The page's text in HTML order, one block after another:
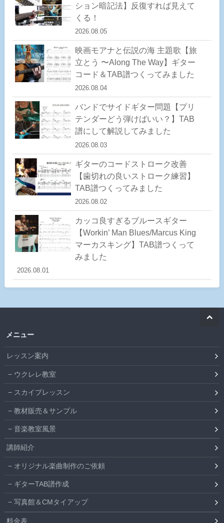
ション暗記法】反復すれば見えて
くる！
2026.08.05
映画モアナと伝説の海 主題歌【旅
立とう 〜Along The Way】ギター
コード＆TAB譜つくってみました
2026.08.04
バンドでサイドギター問題【プリ
テンダーどう弾けばいい？】TAB
譜にして解説してみました
2026.08.03
ギターのコードストローク改善
【歯切れの良いストローク練習】
TAB譜つくってみました
2026.08.02
カッコ良すぎるブルースギター
【Workin’ Man Blues/Marcus King
マーカスキング】TAB譜つくって
みました
2026.08.01
メニュー
レッスン案内
ウクレレ教室
スカイプレッスン
教材販売＆サンプル
音楽教室風景
講師紹介
オリジナル楽曲制作のご依頼
ギターTAB譜作成
写真館＆CMタイアップ
料金表